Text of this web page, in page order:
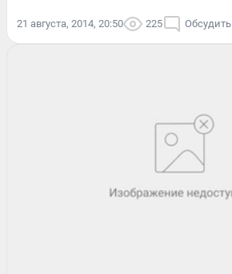
21 августа, 2014, 20:50 225 Обсудить